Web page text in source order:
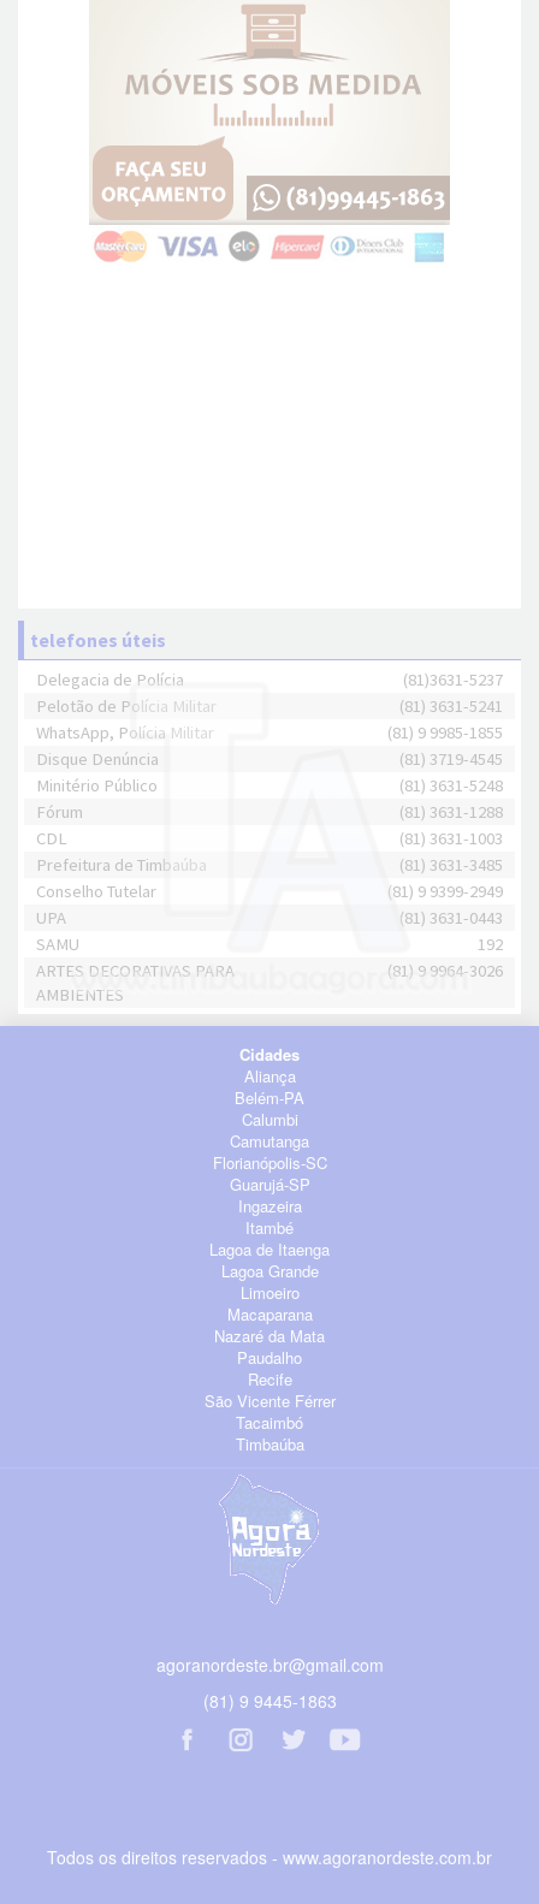
telefones úteis
Delegacia de Polícia
(81)3631-5237
Pelotão de Polícia Militar
(81) 3631-5241
WhatsApp, Polícia Militar
(81) 9 9985-1855
Disque Denúncia
(81) 3719-4545
Minitério Público
(81) 3631-5248
Fórum
(81) 3631-1288
CDL
(81) 3631-1003
Prefeitura de Timbaúba
(81) 3631-3485
Conselho Tutelar
(81) 9 9399-2949
UPA
(81) 3631-0443
SAMU
192
ARTES DECORATIVAS PARA
AMBIENTES
(81) 9 9964-3026
Cidades
Aliança
Belém-PA
Calumbi
Camutanga
Florianópolis-SC
Guarujá-SP
Ingazeira
Itambé
Lagoa de Itaenga
Lagoa Grande
Limoeiro
Macaparana
Nazaré da Mata
Paudalho
Recife
São Vicente Férrer
Tacaimbó
Timbaúba
agoranordeste.br@gmail.com
(81) 9 9445-1863
Todos os direitos reservados - www.agoranordeste.com.br